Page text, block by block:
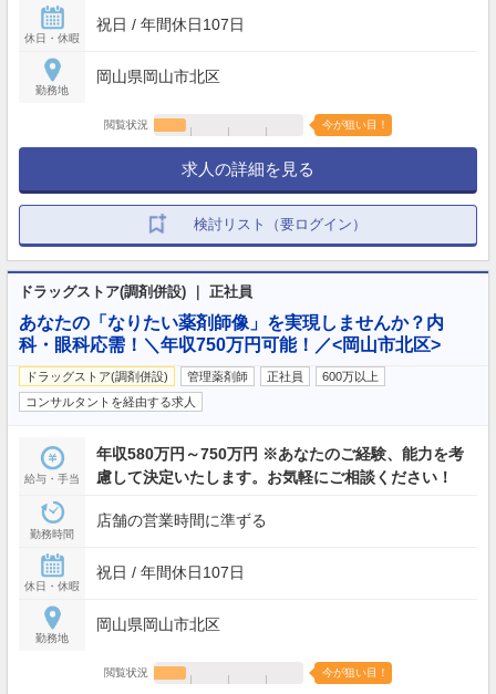
休日・休暇
祝日 / 年間休日107日
勤務地
岡山県岡山市北区
閲覧状況 今が狙い目！
求人の詳細を見る
検討リスト（要ログイン）
ドラッグストア(調剤併設) ｜ 正社員
あなたの「なりたい薬剤師像」を実現しませんか？内
科・眼科応需！＼年収750万円可能！／<岡山市北区>
ドラッグストア(調剤併設) 管理薬剤師 正社員
600万以上
コンサルタントを経由する求人
給与・手当
年収580万円～750万円 ※あなたのご経験、能力を考
慮して決定いたします。お気軽にご相談ください！
勤務時間
店舗の営業時間に準ずる
休日・休暇
祝日 / 年間休日107日
勤務地
岡山県岡山市北区
閲覧状況 今が狙い目！